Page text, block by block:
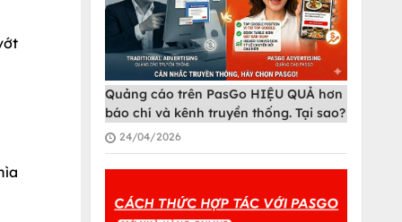
Quảng cáo trên PasGo HIỆU QUẢ hơn
báo chí và kênh truyền thống. Tại sao?
24/04/2026